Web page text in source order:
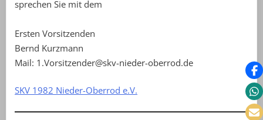
sprechen Sie mit dem
Ersten Vorsitzenden
Bernd Kurzmann
Mail: 1.Vorsitzender@skv-nieder-oberrod.de
SKV 1982 Nieder-Oberrod e.V.